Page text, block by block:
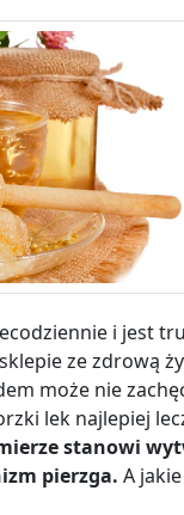
i jest
ze zdrową
może nie
lek najlepiej
stanowi
pierzga. A